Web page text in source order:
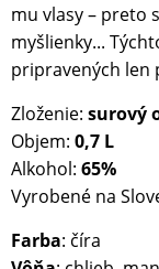
mu vlasy – preto
myšlienky...
pripravených len
Zloženie: surový
Objem: 0,7 L
Alkohol: 65%
Vyrobené na
Farba: číra